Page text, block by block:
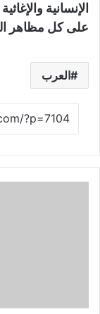
الإنسانية
على كل مظاهر
العرب